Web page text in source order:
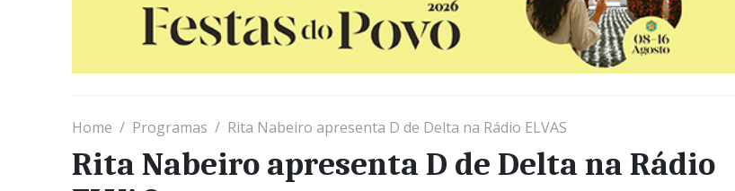
Home Programas Rita Nabeiro apresenta D de Delta na Rádio ELVAS
Rita Nabeiro apresenta D de Delta na Rádio